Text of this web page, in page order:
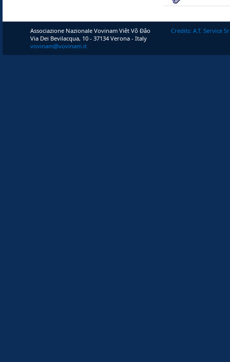
Associazione Nazionale Vovinam Viêt Võ Ðâo
Via Dei Bevilacqua, 10 - 37134 Verona - Italy
vovinam@vovinam.it
Credits: A.T. Service